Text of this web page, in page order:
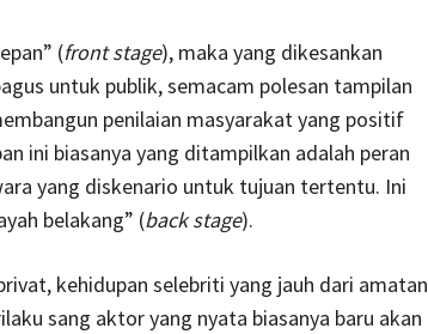
(front stage), maka yang dikesankan
untuk publik, semacam polesan tampilan
penilaian masyarakat yang positif
ini biasanya yang ditampilkan adalah peran
yang diskenario untuk tujuan tertentu. Ini
belakang” (back stage).
kehidupan selebriti yang jauh dari amatan
sang aktor yang nyata biasanya baru akan